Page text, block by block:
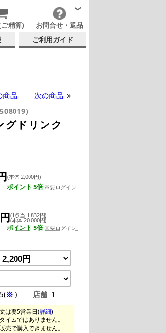
精算) お問合せ・返品
ご利用ガイド
商品 次の商品
グドリンク
(本体 2,000円)
ポイント 5倍 ※要ログイン
(1点当 1,832円)
(本体 20,000円)
ポイント 5倍 ※要ログイン
※ ) 店舗 1
は要5営業日(詳細)
イムではありません。
売で購入できません。